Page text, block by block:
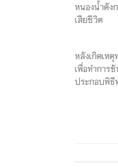
หนองน้ำดัง
เสียชีวิต
หลังเกิดเห
เพื่อทำการ
ประกอบพิธี